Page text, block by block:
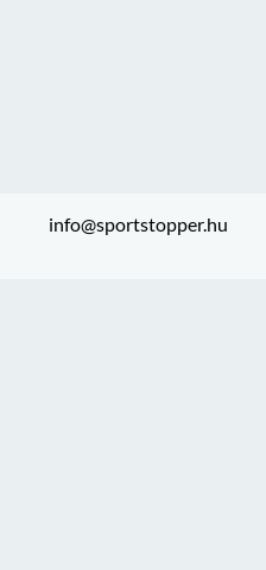
info@sportstopper.hu